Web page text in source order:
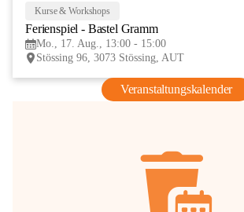
Kurse & Workshops
Ferienspiel - Bastel Gramm
Mo., 17. Aug., 13:00 - 15:00
Stössing 96, 3073 Stössing, AUT
Veranstaltungskalender